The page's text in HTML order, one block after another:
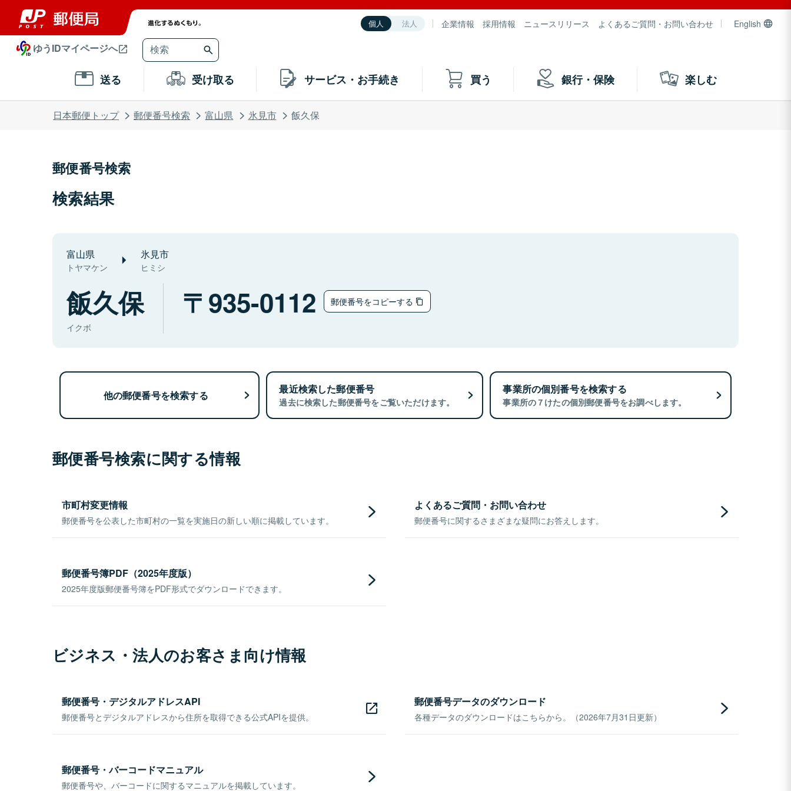
個人 法人 企業情報 採用情報 ニュースリリース よくあるご質問・お問い合わせ English
ゆうIDマイページへ
送る 受け取る サービス・お手続き 買う 銀行・保険 楽しむ
日本郵便トップ 郵便番号検索 富山県 氷見市 飯久保
郵便番号検索
検索結果
富山県
トヤマケン
氷見市
ヒミシ
飯久保
イクボ
935-0112 郵便番号をコピーする
他の郵便番号を検索する 最近検索した郵便番号
過去に検索した郵便番号をご覧いただけます。
事業所の個別番号を検索する
事業所の７けたの個別郵便番号をお調べします。
郵便番号検索に関する情報
市町村変更情報
郵便番号を公表した市町村の一覧を実施日の新しい順に掲載しています。
よくあるご質問・お問い合わせ
郵便番号に関するさまざまな疑問にお答えします。
郵便番号簿PDF（2025年度版）
2025年度版郵便番号簿をPDF形式でダウンロードできます。
ビジネス・法人のお客さま向け情報
郵便番号・デジタルアドレスAPI
郵便番号とデジタルアドレスから住所を取得できる公式APIを提供。
郵便番号データのダウンロード
各種データのダウンロードはこちらから。（2026年7月31日更新）
郵便番号・バーコードマニュアル
郵便番号や、バーコードに関するマニュアルを掲載しています。